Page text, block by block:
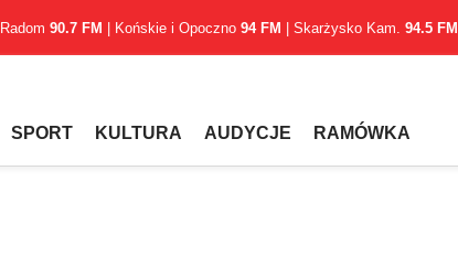
Radom 90.7 FM | Końskie i Opoczno 94 FM | Skarżysko Kam. 94.5 FM
SPORT KULTURA AUDYCJE RAMÓWKA